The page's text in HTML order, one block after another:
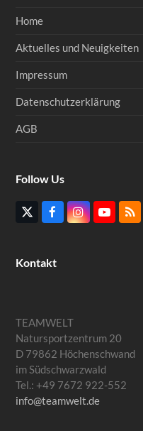
Home
Aktuelles und Neuigkeiten
Impressum
Datenschutzerklärung
AGB
Follow Us
TwitterFacebookInstagram
YouTube
RSS
Kontakt
TEAMWELT
Natursportzentrum 20
D 79862 Höchenschwand
im Südschwarzwald
Tel.: +49 7672 922-552
info@teamwelt.de